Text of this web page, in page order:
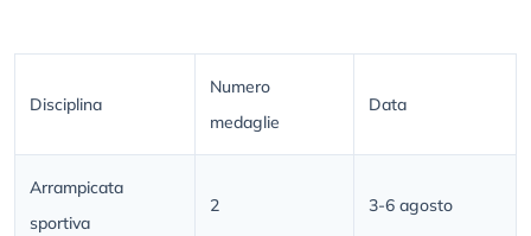
Disciplina
Numero
medaglie
Data
Arrampicata
sportiva
2 3-6 agosto